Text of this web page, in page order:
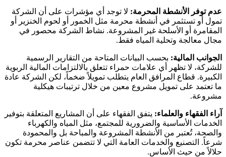
عدم توفر الأنشطة المحرمة:لا توجد أي مؤشرات على أن الشركة
تمول أو تستثمر في أنشطة محرمة مثل الخمور أو لحوم الخنزير أو
المقامرة أو الأسلحة غير المشروعة. نشاط الشركة محصور في
مجال معالجة وتحلية المياه فقط.
الجوانب المالية:بحسب البيانات المتاحة من التقارير الرسمية
للشركة، لا تظهر أي علامات حمراء تتعلق بالالتزامات المالية الربوية
الكبيرة. قطاع المرافق العام يتطلب تمويلاً ضخماً، لكن الشركة عادة
ما تعتمد على تمويل مشروع معين من خلال ترتيبات هيكلية
مشروعة.
آراء الفقهاء والعلماء:يتفق الفقهاء على أن المشاريع المتعلقة بتوفير
الخدمات الأساسية والضرورية للمجتمع، مثل المياه والكهرباء
والصحة، تُعتبر من الأنشطة المشروعة والمباحة بل والمحمودة
شرعاً. التصنيع والخدمات العامة التي لا تتضمن عناصر محرمة تكون
حلالاً من حيث الأساس.